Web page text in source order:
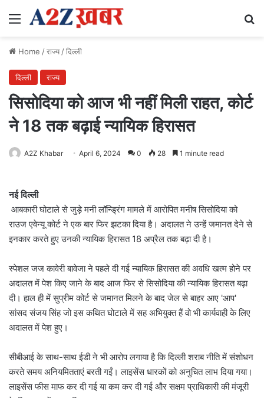
Menu
Home /राज्य/दिल्ली
दिल्ली राज्य
सिसोदिया को आज भी नहीं मिली राहत, कोर्ट
ने 18 तक बढ़ाई न्यायिक हिरासत
A2Z Khabar April 6, 2024 0 28 1 minute read
नई दिल्ली
आबकारी घोटाले से‌ जुड़े मनी लॉन्ड्रिंग मामले में आरोपित मनीष सिसोदिया को
राउज एवेन्यू कोर्ट ने एक बार फिर झटका दिया है। अदालत ने उन्हें जमानत देने से
इनकार करते हुए उनकी न्यायिक हिरासत 18 अप्रैल तक बढ़ा दी है।
स्पेशल जज कावेरी बावेजा ने पहले दी गई न्यायिक हिरासत की अवधि खत्म होने पर
अदालत में पेश किए जाने के बाद आज फिर से सिसोदिया की न्यायिक हिरासत बढ़ा
दी। हाल ही में सुप्रीम कोर्ट से जमानत मिलने के बाद जेल से बाहर आए 'आप'
सांसद संजय सिंह जो इस कथित घोटाले में सह अभियुक्त हैं वो भी कार्यवाही के लिए
अदालत में पेश हुए।
सीबीआई के साथ-साथ ईडी ने भी आरोप लगाया है कि दिल्ली शराब नीति में संशोधन
करते समय अनियमितताएं बरती गईं। लाइसेंस धारकों को अनुचित लाभ दिया गया।
लाइसेंस फीस माफ कर दी गई या कम कर दी गई और सक्षम प्राधिकारी की मंजूरी